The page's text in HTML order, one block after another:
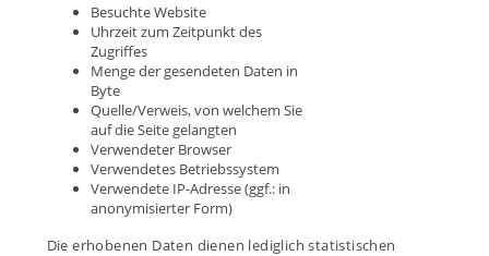
Besuchte Website
Uhrzeit zum Zeitpunkt des
Zugriffes
Menge der gesendeten Daten in
Byte
Quelle/Verweis, von welchem Sie
auf die Seite gelangten
Verwendeter Browser
Verwendetes Betriebssystem
Verwendete IP-Adresse (ggf.: in
anonymisierter Form)
Die erhobenen Daten dienen lediglich statistischen